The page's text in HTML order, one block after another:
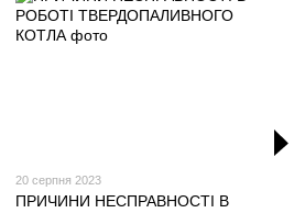
20 серпня 2023
ПРИЧИНИ НЕСПРАВНОСТІ В